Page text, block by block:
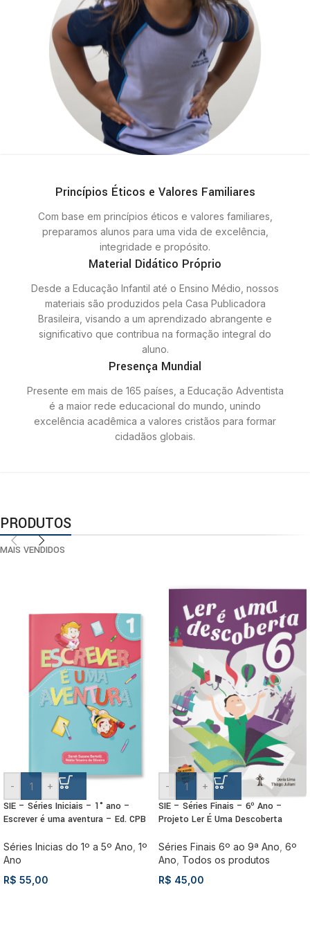
Princípios Éticos e Valores Familiares
Com base em princípios éticos e valores familiares,
preparamos alunos para uma vida de excelência,
integridade e propósito.
Material Didático Próprio
Desde a Educação Infantil até o Ensino Médio, nossos
materiais são produzidos pela Casa Publicadora
Brasileira, visando a um aprendizado abrangente e
significativo que contribua na formação integral do
aluno.
Presença Mundial
Presente em mais de 165 países, a Educação Adventista
é a maior rede educacional do mundo, unindo
excelência acadêmica a valores cristãos para formar
cidadãos globais.
PRODUTOS
MAIS VENDIDOS
- +
SIE – Séries Iniciais – 1° ano –
Escrever é uma aventura – Ed. CPB
Séries Inicias do 1º a 5º Ano 1º
Ano
R$ 55,00
- +
SIE – Séries Finais – 6º Ano –
Projeto Ler É Uma Descoberta
Séries Finais 6º ao 9ª Ano 6º
Ano Todos os produtos
R$ 45,00